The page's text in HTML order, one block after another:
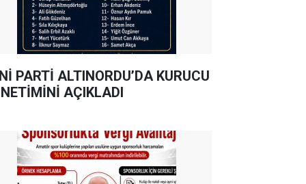
PARTİ ALTINORDU’DA KURUCU
AÇIKLADI